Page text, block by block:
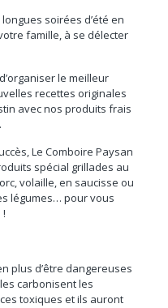
soirées d’été en
famille, à se délecter
le meilleur
recettes originales
avec nos produits frais
Le Comboire Paysan
spécial grillades au
volaille, en saucisse ou
légumes… pour vous
plus d’être dangereuses
carbonisent les
toxiques et ils auront